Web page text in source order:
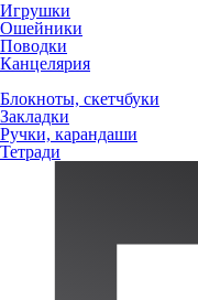
Игрушки
Ошейники
Поводки
Канцелярия
Блокноты, скетчбуки
Закладки
Ручки, карандаши
Тетради